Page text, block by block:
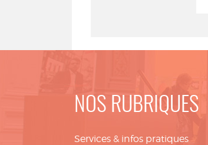
NOS RUBRIQUES
Services & infos pratiques